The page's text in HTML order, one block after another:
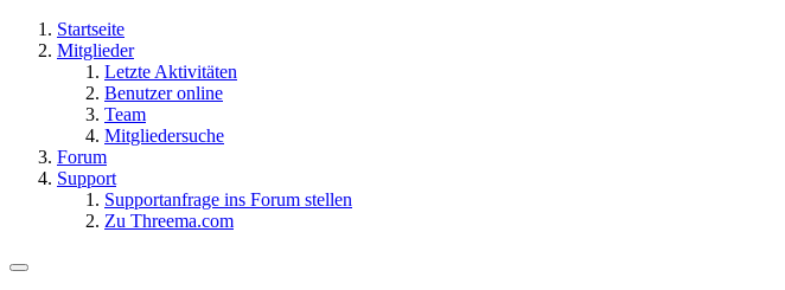
Startseite
Mitglieder
Letzte Aktivitäten
Benutzer online
Team
Mitgliedersuche
Forum
Support
Supportanfrage ins Forum stellen
Zu Threema.com